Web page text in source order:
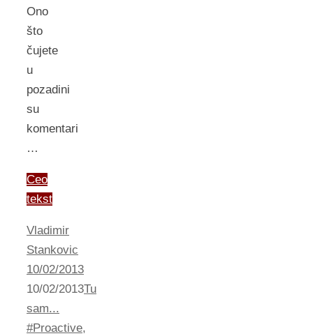
Ono
što
čujete
u
pozadini
su
komentari
…
Ceo
tekst
Vladimir
Stankovic
10/02/2013
10/02/2013Tu
sam...
#Proactive,